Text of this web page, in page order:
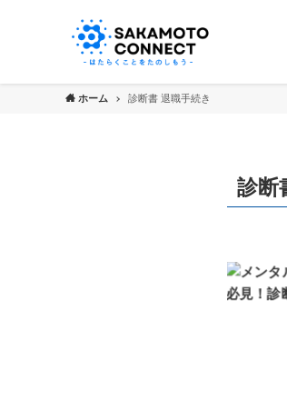
ホーム 診断書 退職手続き
診断